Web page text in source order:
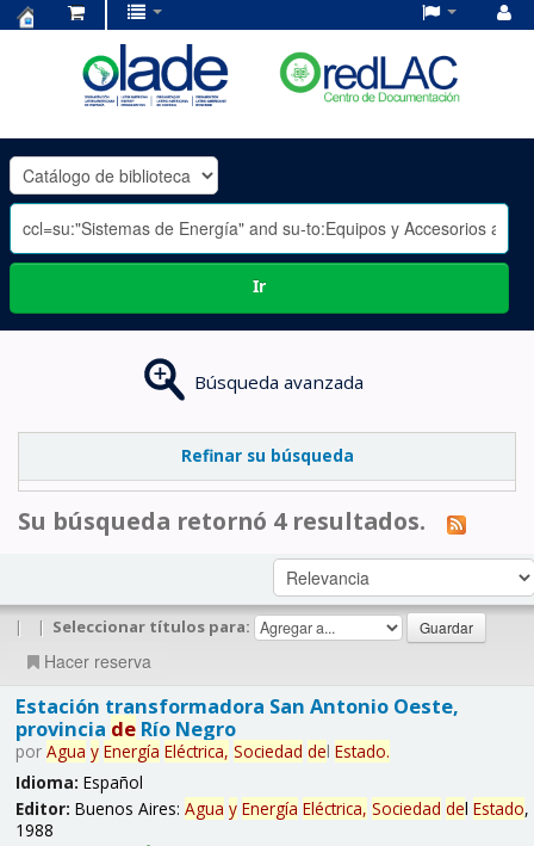
OLADE
-
Ir
Búsqueda avanzada
Refinar su búsqueda
Su búsqueda retornó 4 resultados.
| | Seleccionar títulos para:
Hacer reserva
Estación transformadora San Antonio Oeste,
provincia deRío Negro
por Agua y Energía Eléctrica, Sociedad del Estado.
Idioma: Español
Editor: Buenos Aires: Agua y Energía Eléctrica, Sociedad del Estado,
1988